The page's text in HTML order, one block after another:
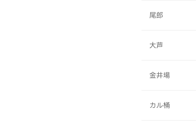
尾郎
大芦
金井場
カル桶